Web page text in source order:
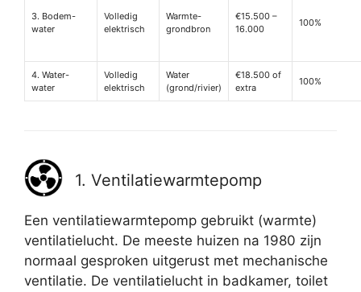
3. Bodem-
water
Volledig
elektrisch
Warmte-
grondbron
€15.500 –
16.000
100%
4. Water-
water
Volledig
elektrisch
Water
(grond/rivier)
€18.500 of
extra
100%
1. Ventilatiewarmtepomp
Een ventilatiewarmtepomp gebruikt (warmte)
ventilatielucht. De meeste huizen na 1980 zijn
normaal gesproken uitgerust met mechanische
ventilatie. De ventilatielucht in badkamer, toilet